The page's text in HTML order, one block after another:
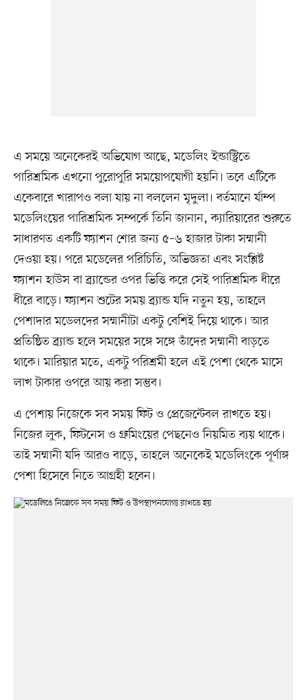
এ সময়ে অনেকেরই অভিযোগ আছে, মডেলিং ইন্ডাস্ট্রিতে
পারিশ্রমিক এখনো পুরোপুরি সময়োপযোগী হয়নি। তবে এটিকে
একেবারে খারাপও বলা যায় না বললেন মৃদুলা। বর্তমানে র্যাম্প
মডেলিংয়ের পারিশ্রমিক সম্পর্কে তিনি জানান, ক্যারিয়ারের শুরুতে
সাধারণত একটি ফ্যাশন শোর জন্য ৫–৬ হাজার টাকা সম্মানী
দেওয়া হয়। পরে মডেলের পরিচিতি, অভিজ্ঞতা এবং সংশ্লিষ্ট
ফ্যাশন হাউস বা ব্র্যান্ডের ওপর ভিত্তি করে সেই পারিশ্রমিক ধীরে
ধীরে বাড়ে। ফ্যাশন শুটের সময় ব্র্যান্ড যদি নতুন হয়, তাহলে
পেশাদার মডেলদের সম্মানীটা একটু বেশিই দিয়ে থাকে। আর
প্রতিষ্ঠিত ব্র্যান্ড হলে সময়ের সঙ্গে সঙ্গে তাঁদের সম্মানী বাড়তে
থাকে। মারিয়ার মতে, একটু পরিশ্রমী হলে এই পেশা থেকে মাসে
লাখ টাকার ওপরে আয় করা সম্ভব।
এ পেশায় নিজেকে সব সময় ফিট ও প্রেজেন্টেবল রাখতে হয়।
নিজের লুক, ফিটনেস ও গ্রুমিংয়ের পেছনেও নিয়মিত ব্যয় থাকে।
তাই সম্মানী যদি আরও বাড়ে, তাহলে অনেকেই মডেলিংকে পূর্ণাঙ্গ
পেশা হিসেবে নিতে আগ্রহী হবেন।